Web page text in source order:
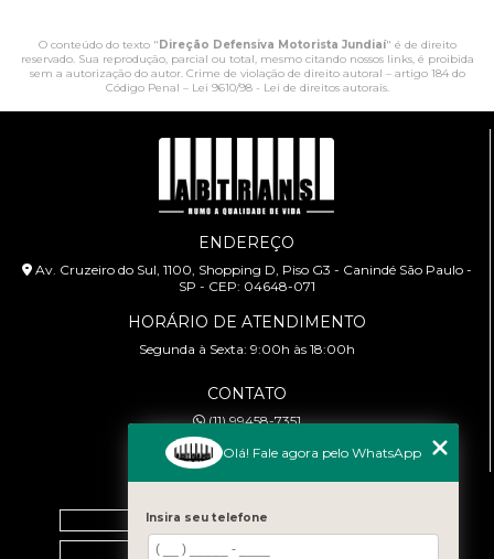
O conteúdo do texto " Direção Defensiva Motorista Jundiaí" é de direito
reservado. Sua reprodução, parcial ou total, mesmo citando nossos links, é proibida
sem a autorização do autor. Crime de violação de direito autoral – artigo 184 do
Código Penal – Lei 9610/98 - Lei de direitos autorais.
ENDEREÇO
Av. Cruzeiro do Sul, 1100, Shopping D, Piso G3 - Canindé São Paulo -
SP - CEP: 04648-071
HORÁRIO DE ATENDIMENTO
Segunda à Sexta: 9:00h às 18:00h
CONTATO
(11) 99458-7351
cursoabtrans@gmail.com
Home
Empresa
Olá! Fale agora pelo WhatsApp
Insira seu telefone